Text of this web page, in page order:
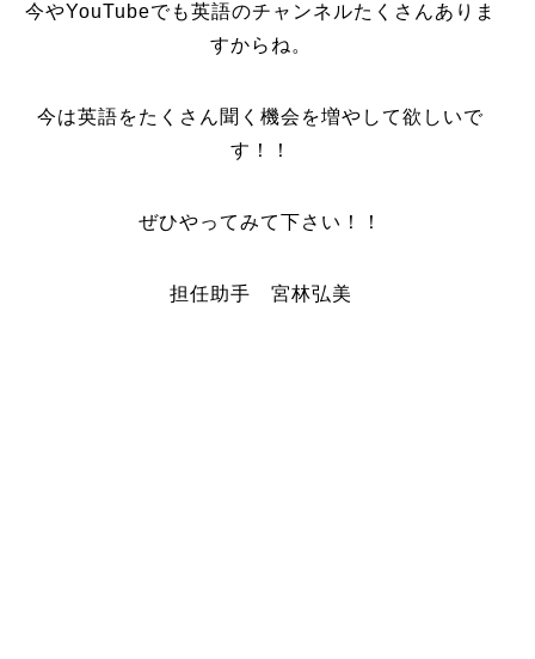
今やYouTubeでも英語のチャンネルたくさんありま
すからね。
今は英語をたくさん聞く機会を増やして欲しいで
す！！
ぜひやってみて下さい！！
担任助手 宮林弘美